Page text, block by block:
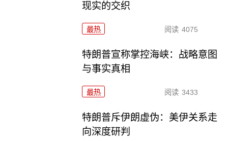
现实的交织
最热 阅读 4075
特朗普宣称掌控海峡：战略意图
与事实真相
最热 阅读 3433
特朗普斥伊朗虚伪：美伊关系走
向深度研判